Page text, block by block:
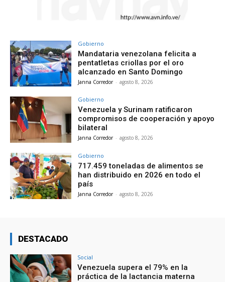
Gobierno
Mandataria venezolana felicita a
pentatletas criollas por el oro
alcanzado en Santo Domingo
Janna Corredor - agosto 8, 2026
Gobierno
Venezuela y Surinam ratificaron
compromisos de cooperación y apoyo
bilateral
Janna Corredor - agosto 8, 2026
Gobierno
717.459 toneladas de alimentos se
han distribuido en 2026 en todo el
país
Janna Corredor - agosto 8, 2026
DESTACADO
Social
Venezuela supera el 79% en la
práctica de la lactancia materna